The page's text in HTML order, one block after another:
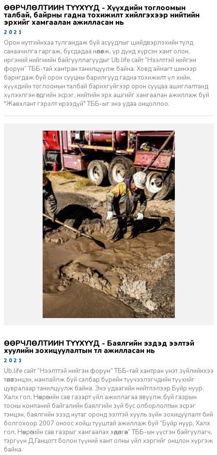
ӨӨРЧЛӨЛТИЙН ТҮҮХҮҮД - Хүүхдийн тоглоомын
талбай, байрны гадна тохижилт хийлгэхээр нийтийн
эрхийг хамгаалан ажилласан нь
2021-03-15
Орон нутгийнхаа тулгамдаж буй асуудлыг шийдвэрлэхийн тулд
санаачилга гаргаж, бусдадаа нөлөөлж, үр дүнд хүрсэн хамт олон,
иргэний нийгмийн байгууллагуудыг Ub.life сайт “Нээлттэй нийгэм
форум” ТББ-тай хамтран танилцуулж байна. Ховд аймагт шинээр
баригдаж буй орон сууцны барилгууд гадна тохижилт үл хийн,
хүүхдийн тоглоомын талбай барихгүйгээр орон сууцаа ашиглалтанд
хүлээлгэн өгдгийн эсрэг, нийтийн эрх ашгийг хамгаалан ажиллаж буй
"Жавхлант гэрэлт ирээдүй" ТББ-ыг энэ удаа онцоллоо.
ӨӨРЧЛӨЛТИЙН ТҮҮХҮҮД - Баялгийн эздэд ээлтэй
хуулийн зохицуулалтын төлөө ажилласан нь
2021-03-12
Ub.life сайт “Нээлттэй нийгэм форум” ТББ-тай хамтран үнэт зүйлийнхээ
төлөө тэмцэн, манлайлж буй салбар бүрийн түүчээлэгчдийн түүхийг
цувралаар танилцуулж байна. Энэ удаагийн нийтлэлээр Буйр нуур,
Халх гол, Нөмрөгийн сав газарт үйл ажиллагаа явуулж буй газрын
тосны компаний байгалийн баялгийн зүй бус олборлолтын эсрэг
тэмцэн, баялгийн эзэд нутаг оронд ээлтэй хууль зүйн зохицуулалт бий
болгохоор 2007 оноос хойш тууштай ажиллаж буй “Буйр нуур, Халх
гол, Нөмрөгийн сав газрыг хамгаалах хөдөлгөөн” ТББ-ын үүсгэн байгуулагч,
тэргүүн Д.Ганцогт болон түүний хамт олны үйл хэргийг онцлон хүргэж
байна.